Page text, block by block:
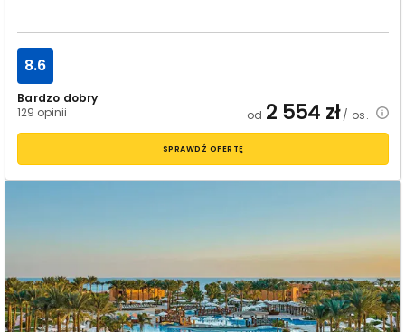
Bardzo dobry
129 opinii
8.6
od 2 554 zł/ os.
SPRAWDŹ OFERTĘ